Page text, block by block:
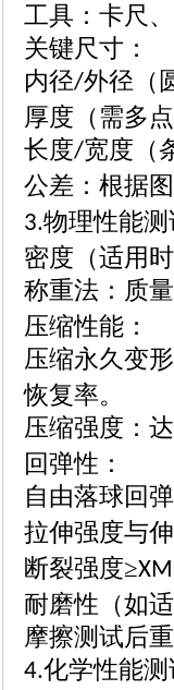
工具：卡尺
关键尺寸：
内径/外径（
厚度（需多
长度/宽度（
公差：根据
3.物理性能测
密度（适用
称重法：质量
压缩性能：
压缩永久变
恢复率。
压缩强度：
回弹性：
自由落球回
拉伸强度与
断裂强度≥
耐磨性（如
摩擦测试后
4.化学性能测